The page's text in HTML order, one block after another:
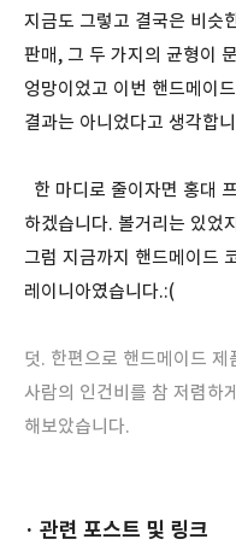
지금도 그렇고 결국은 비슷
판매, 그 두 가지의 균형이
엉망이었고 이번 핸드메이
결과는 아니었다고 생각합
한 마디로 줄이자면 홍대
하겠습니다. 볼거리는 있었
그럼 지금까지 핸드메이드
레이니아였습니다.:(
덧. 한편으로 핸드메이드
사람의 인건비를 참 저렴하
해보았습니다.
· 관련 포스트 및 링크